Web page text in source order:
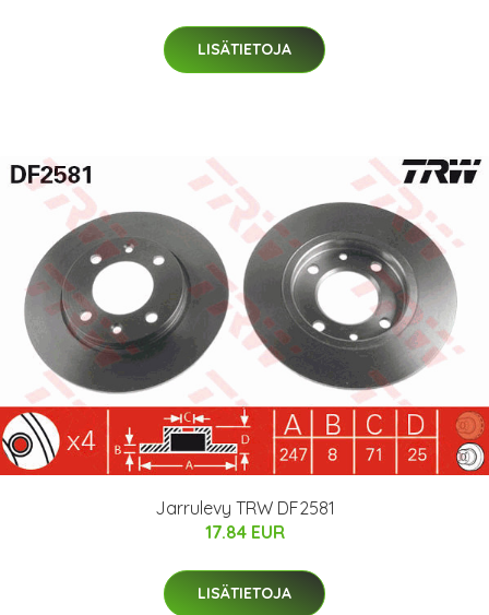
LISÄTIETOJA
Jarrulevy TRW DF2581
17.84 EUR
LISÄTIETOJA